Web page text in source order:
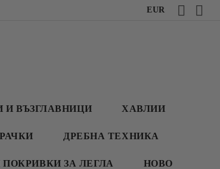
EUR
И ВЪЗГЛАВНИЦИ ХАВЛИИ
ДРЕБНА ТЕХНИКА
ЗА ЛЕГЛА НОВО